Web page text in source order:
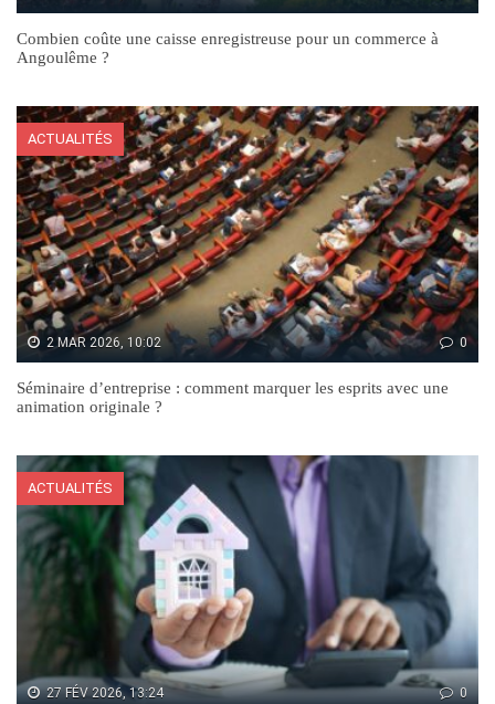
Combien coûte une caisse enregistreuse pour un commerce à
Angoulême ?
ACTUALITÉS
2 MAR 2026, 10:02 0
Séminaire d’entreprise : comment marquer les esprits avec une
animation originale ?
ACTUALITÉS
27 FÉV 2026, 13:24 0